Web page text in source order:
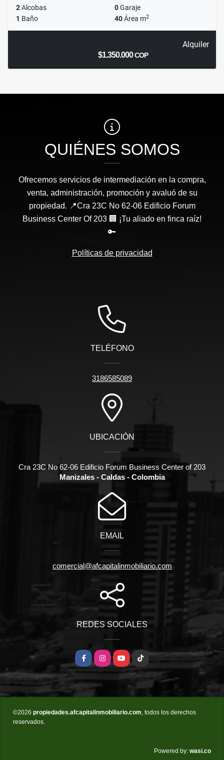
2Alcobas 0Garaje
1 Baño 40Área m2
Alquiler
$1.350.000COP
QUIÉNES SOMOS
Ofrecemos servicios de intermediación en la compra,
venta, administración, promoción y avaluó de su
propiedad. 📍Cra 23C No 62-06 Edificio Forum
Business Center Of 203 🏢 ¡Tu aliado en finca raíz!
🔑
Políticas de privacidad
TELÉFONO
3186585089
UBICACIÓN
Cra 23C No 62-06 Edificio Forum Business Center of 203
Manizales - Caldas - Colombia
EMAIL
comercial@afcapitalinmobiliario.com
REDES SOCIALES
FacebookInstagramYouTubeTikTok
©2026 propiedades.afcapitalinmobiliario.com, todos los derechos
reservados.
Powered by: wasi.co